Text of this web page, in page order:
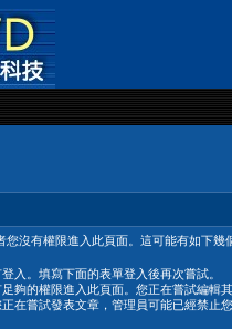
您沒有權限進入此頁面。這可能有如下幾
入。填寫下面的表單登入後再次嘗試。
夠的權限進入此頁面。您正在嘗試編輯
在嘗試發表文章，管理員可能已經禁止